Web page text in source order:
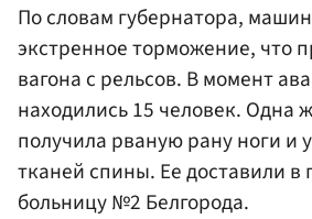
По словам губернатора,
экстренное торможение, что
вагона с рельсов. В момент
находились 15 человек. Одна
получила рваную рану ноги и
тканей спины. Ее доставили в
больницу №2 Белгорода.